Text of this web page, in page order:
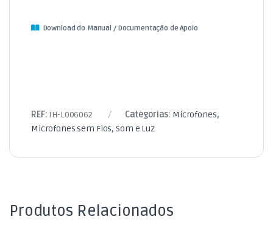
Download do Manual / Documentação de Apoio
REF: IH-L006062 Categorias: Microfones,
Microfones sem Fios,Som e Luz
Produtos Relacionados